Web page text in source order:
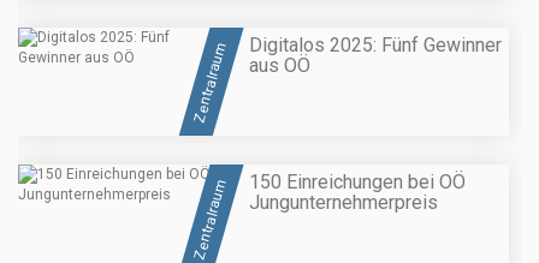
Zentralraum
Digitalos 2025: Fünf Gewinner
aus OÖ
Zentralraum
150 Einreichungen bei OÖ
Jungunternehmerpreis